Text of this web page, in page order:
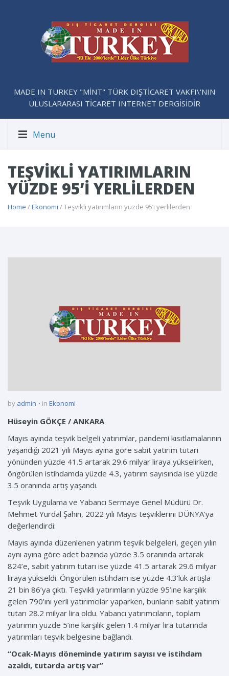
MADE IN TURKEY "MİNT" TÜRK DIŞTİCARET VAKFI\'NIN
ULUSLARARASI TİCARET INTERNET DERGİSİDİR
Menu
TEŞVIKLI YATIRIMLARIN
YÜZDE 95’I YERLILERDEN
Home /Ekonomi / Teşvikli yatırımların yüzde 95’i yerlilerden
by admin in Ekonomi
Hüseyin GÖKÇE / ANKARA
Mayıs ayında teşvik belgeli yatırımlar, pandemi kısıtlamalarının
yaşandığı 2021 yılı Mayıs ayına göre sabit yatırım tutarı
yönünden yüzde 41.5 artarak 29.6 milyar liraya yükselirken,
öngörülen istihdamda yüzde 4.3, yatırım sayısında ise yüzde
3.5 oranında artış yaşandı.
Teşvik Uygulama ve Yabancı Sermaye Genel Müdürü Dr.
Mehmet Yurdal Şahin, 2022 yılı Mayıs teşviklerini DÜNYA’ya
değerlendirdi:
Mayıs ayında düzenlenen yatırım teşvik belgeleri, geçen yılın
aynı ayına göre adet bazında yüzde 3.5 oranında artarak
824’e, sabit yatırım tutarı ise yüzde 41.5 artarak 29.6 milyar
liraya yükseldi. Öngörülen istihdam ise yüzde 4.3’lük artışla
21 bin 86’ya çıktı. Teşvikli yatırımların yüzde 95’ine karşılık
gelen 790’ını yerli yatırımcılar yaparken, bunların sabit yatırım
tutarı 28.2 milyar lira oldu. Yabancı yatırımcıların, toplam
yatırımın yüzde 5’ine karşılık gelen 1.4 milyar lira tutarında
yatırımları teşvik belgesine bağlandı.
“Ocak-Mayıs döneminde yatırım sayısı ve istihdam
azaldı, tutarda artış var”